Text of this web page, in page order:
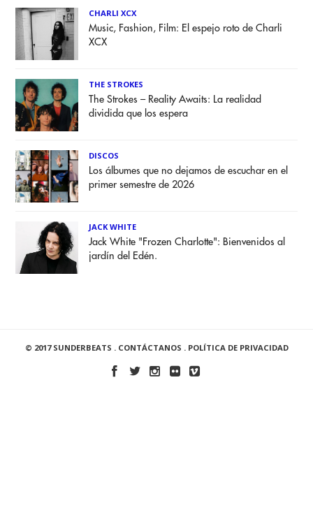
CHARLI XCX
Music, Fashion, Film: El espejo roto de Charli
XCX
THE STROKES
The Strokes – Reality Awaits: La realidad
dividida que los espera
DISCOS
Los álbumes que no dejamos de escuchar en el
primer semestre de 2026
JACK WHITE
Jack White "Frozen Charlotte": Bienvenidos al
jardín del Edén.
© 2017 SUNDERBEATS . CONTÁCTANOS . POLÍTICA DE PRIVACIDAD